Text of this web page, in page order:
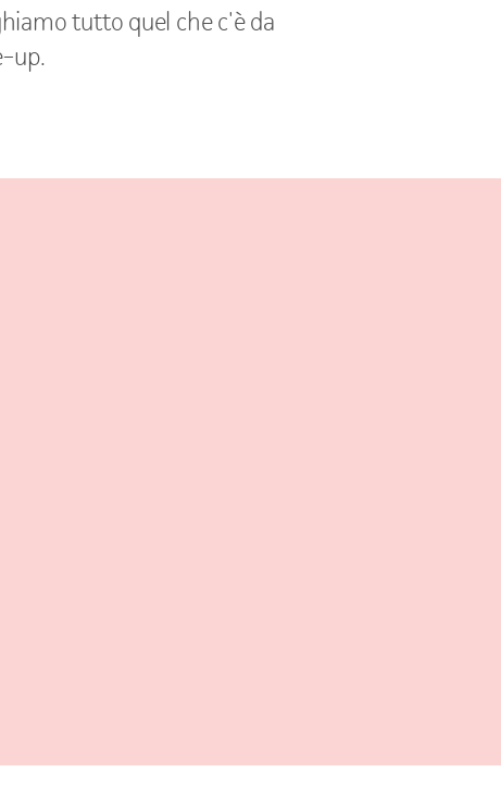
tutto quel che c'è da
up.